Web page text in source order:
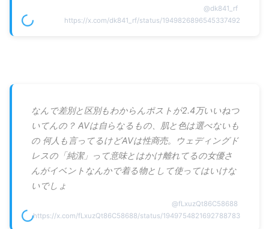
@dk841_rf
https://x.com/dk841_rf/status/1949826896545337492
なんで差別と区別もわからんポストが2.4万いいねつ
いてんの？ AVは自らなるもの、肌と色は選べないも
の 何人も言ってるけどAVは性商売。ウェディングド
レスの「純潔」って意味とはかけ離れてるの女優さ
んがイベントなんかで着る物として使ってはいけな
いでしょ
@fLxuzQt86C58688
https://x.com/fLxuzQt86C58688/status/1949754821692788783